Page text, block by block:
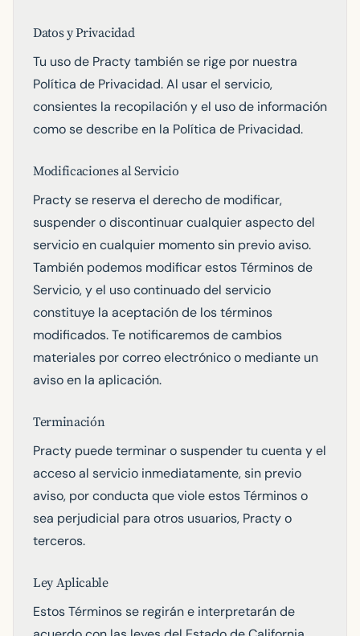
Datos y Privacidad
Tu uso de Practy también se rige por nuestra
Política de Privacidad. Al usar el servicio,
consientes la recopilación y el uso de información
como se describe en la Política de Privacidad.
Modificaciones al Servicio
Practy se reserva el derecho de modificar,
suspender o discontinuar cualquier aspecto del
servicio en cualquier momento sin previo aviso.
También podemos modificar estos Términos de
Servicio, y el uso continuado del servicio
constituye la aceptación de los términos
modificados. Te notificaremos de cambios
materiales por correo electrónico o mediante un
aviso en la aplicación.
Terminación
Practy puede terminar o suspender tu cuenta y el
acceso al servicio inmediatamente, sin previo
aviso, por conducta que viole estos Términos o
sea perjudicial para otros usuarios, Practy o
terceros.
Ley Aplicable
Estos Términos se regirán e interpretarán de